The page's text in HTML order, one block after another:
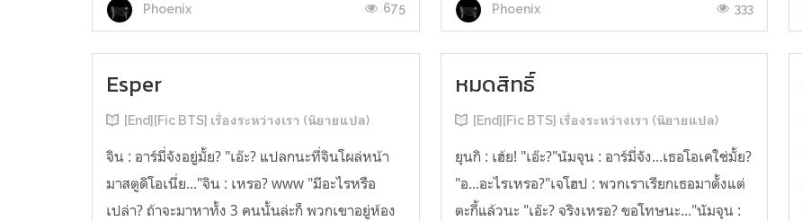
Phoenix 675 Phoenix 333
Esper
[End][Fic BTS] เรื่องระหว่างเรา (นิยายแปล)
จิน : อาร์มี่จังอยู่มั้ย? "เอ๊ะ? แปลกนะที่จินโผล่หน้า
มาสตูดิโอเนี่ย..."จิน : เหรอ? www "มีอะไรหรือ
เปล่า? ถ้าจะมาหาทั้ง 3 คนนั้นล่ะก็ พวกเขาอยู่ห้อง
หมดสิทธิ์
[End][Fic BTS] เรื่องระหว่างเรา (นิยายแปล)
ยุนกิ : เฮ้ย! "เอ๊ะ?"นัมจุน : อาร์มี่จัง...เธอโอเคใช่มั้ย?
"อ...อะไรเหรอ?"เจโฮป : พวกเราเรียกเธอมาตั้งแต่
ตะกี้แล้วนะ "เอ๊ะ? จริงเหรอ? ขอโทษนะ..."นัมจุน :